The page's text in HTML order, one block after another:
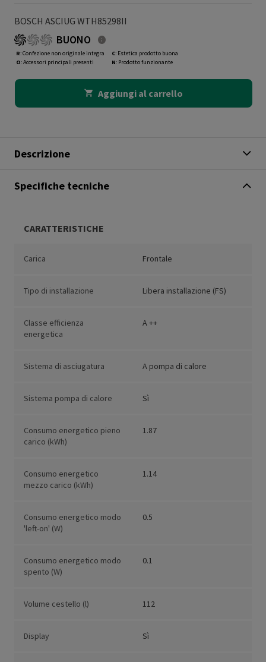
BOSCH ASCIUG WTH85298II
BUONO
R: Confezione non originale integra
O: Accessori principali presenti
C: Estetica prodotto buona
N: Prodotto funzionante
Aggiungi al carrello
Descrizione
Specifiche tecniche
CARATTERISTICHE
Carica Frontale
Tipo di installazione Libera installazione (FS)
Classe efficienza
energetica
A ++
Sistema di asciugatura A pompa di calore
Sistema pompa di calore Sì
Consumo energetico pieno
carico (kWh)
1.87
Consumo energetico
mezzo carico (kWh)
1.14
Consumo energetico modo
'left-on' (W)
0.5
Consumo energetico modo
spento (W)
0.1
Volume cestello (l) 112
Display Sì